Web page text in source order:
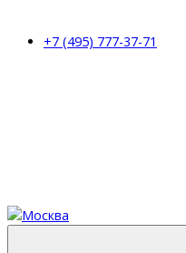
+7 (495) 777-37-71